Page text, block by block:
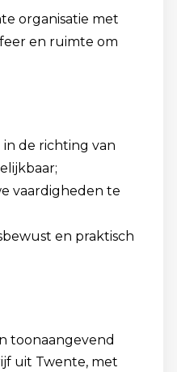
organisatie met
en ruimte om
de richting van
vaardigheden te
en praktisch
toonaangevend
uit Twente, met